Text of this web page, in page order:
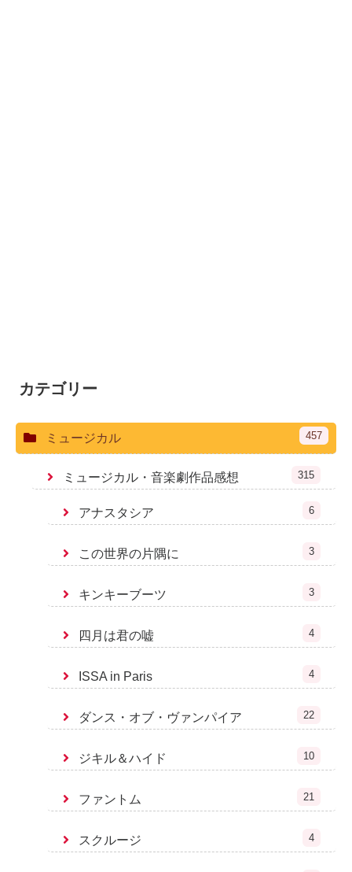
カテゴリー
ミュージカル 457
ミュージカル・音楽劇作品感想 315
アナスタシア 6
この世界の片隅に 3
キンキーブーツ 3
四月は君の嘘 4
ISSA in Paris 4
ダンス・オブ・ヴァンパイア 22
ジキル＆ハイド 10
ファントム 21
スクルージ 4